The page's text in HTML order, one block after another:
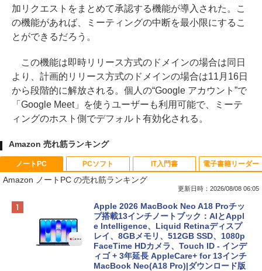
加リクエストをまとめて承認する機能が導入された。こ
の機能があれば、ミーティングの中断を最小限にするこ
とができるだろう。
この機能は即時リリース方式のドメインの場合は同日
より、計画的リリース方式のドメインの場合は11月16日
から段階的に解放される。個人の“Google アカウント”で
「Google Meet」を使うユーザーも利用可能で、ミーテ
ィングのホスト側でデフォルト有効化される。
Amazon 売れ筋ランキング
ノートPC
Amazon ノートPC の売れ筋ランキング
更新日時：2026/08/08 06:05
Apple 2026 MacBook Neo A18 Proチッ
プ搭載13インチノートブック：AIとAppl
e Intelligence、Liquid Retinaディスプ
レイ、8GBメモリ、512GB SSD、1080p
FaceTime HDカメラ、Touch ID - インデ
ィゴ + 3年延長 AppleCare+ for 13インチ
MacBook Neo(A18 Pro)|ダウンロード版
PCソフト IT入門書 電子書籍リーダー